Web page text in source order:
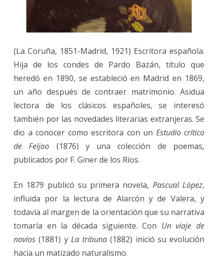
(La Coruña, 1851-Madrid, 1921) Escritora española.
Hija de los condes de Pardo Bazán, título que
heredó en 1890, se estableció en Madrid en 1869,
un año después de contraer matrimonio. Asidua
lectora de los clásicos españoles, se interesó
también por las novedades literarias extranjeras. Se
dio a conocer como escritora con un Estudio crítico
de Feijoo (1876) y una colección de poemas,
publicados por F. Giner de los Ríos.
En 1879 publicó su primera novela, Pascual López,
influida por la lectura de Alarcón y de Valera, y
todavía al margen de la orientación que su narrativa
tomaría en la década siguiente. Con Un viaje de
novios (1881) y La tribuna (1882) inició su evolución
hacia un matizado naturalismo.